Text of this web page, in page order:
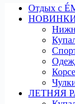
Отдых с
ЛЕТНЯЯ